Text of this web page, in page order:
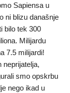
Sapiensa u
ni blizu današnje
bilo tek 300
Milijardu
7.5 milijardi!
neprijatelja,
smo opskrbu
nego ikad u